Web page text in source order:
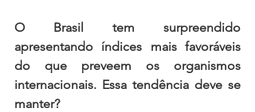
O Brasil tem surpreendido
apresentando índices mais favoráveis
do que preveem os organismos
internacionais. Essa tendência deve se
manter?